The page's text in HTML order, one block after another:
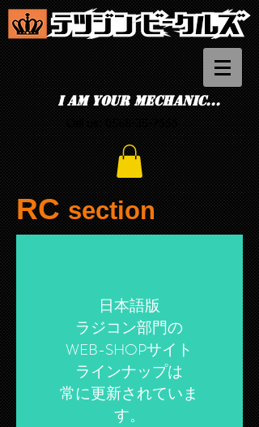
I am your mechanic...
RC section
日本語版
ラジコン部門の
WEB-SHOPサイト
ラインナップは
​常に更新されていま
す。